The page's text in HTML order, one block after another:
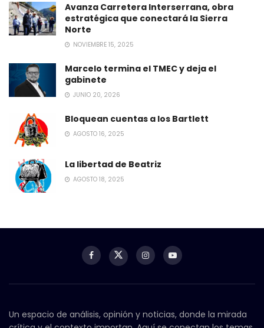
Avanza Carretera Interserrana, obra
estratégica que conectará la Sierra
Norte
NOVIEMBRE 15, 2025
Marcelo termina el TMEC y deja el
gabinete
JUNIO 20, 2026
Bloquean cuentas a los Bartlett
AGOSTO 16, 2025
La libertad de Beatriz
AGOSTO 18, 2025
Un espacio de análisis, opinión y noticias, donde la mirada